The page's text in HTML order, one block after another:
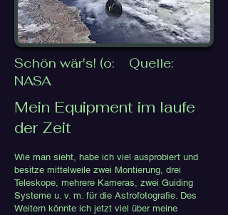
Schön wär's! (o: Quelle:
NASA
Mein Equipment im laufe
der Zeit
​Wie man sieht, habe ich viel ausprobiert und
besitze mittelweile zwei Montierung, drei
Teleskope, mehrere Kameras, zwei Guiding
Systeme u. v. m. für die Astrofotografie. Des
Weitern könnte ich jetzt viel über meine